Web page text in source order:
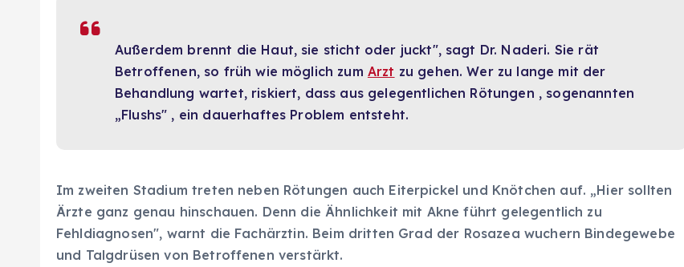
Außerdem brennt die Haut, sie sticht oder juckt", sagt Dr. Naderi. Sie rät
Betroffenen, so früh wie möglich zum Arzt zu gehen. Wer zu lange mit der
Behandlung wartet, riskiert, dass aus gelegentlichen Rötungen , sogenannten
„Flushs" , ein dauerhaftes Problem entsteht.
Im zweiten Stadium treten neben Rötungen auch Eiterpickel und Knötchen auf. „Hier sollten
Ärzte ganz genau hinschauen. Denn die Ähnlichkeit mit Akne führt gelegentlich zu
Fehldiagnosen", warnt die Fachärztin. Beim dritten Grad der Rosazea wuchern Bindegewebe
und Talgdrüsen von Betroffenen verstärkt.